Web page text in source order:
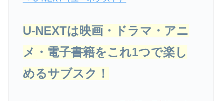
U-NEXTは映画・ドラマ・アニ
メ・電子書籍をこれ1つで楽し
めるサブスク！